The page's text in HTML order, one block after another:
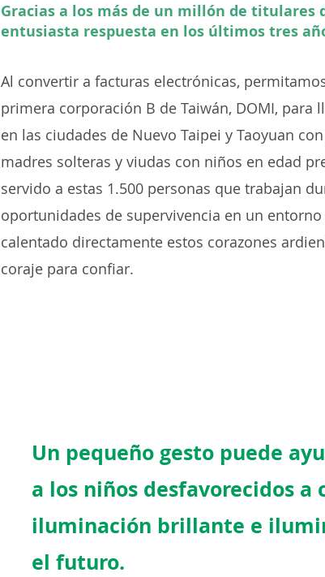
Gracias a los más de un millón de titulares
entusiasta respuesta en los últimos tres
Al convertir a facturas electrónicas,
primera corporación B de Taiwán, DOMI, para
en las ciudades de Nuevo Taipei y Taoyuan
madres solteras y viudas con niños en edad
servido a estas 1.500 personas que trabajan
oportunidades de supervivencia en un
calentado directamente estos corazones
coraje para confiar.
Un pequeño gesto puede
a los niños desfavorecidos a
iluminación brillante e
el futuro.